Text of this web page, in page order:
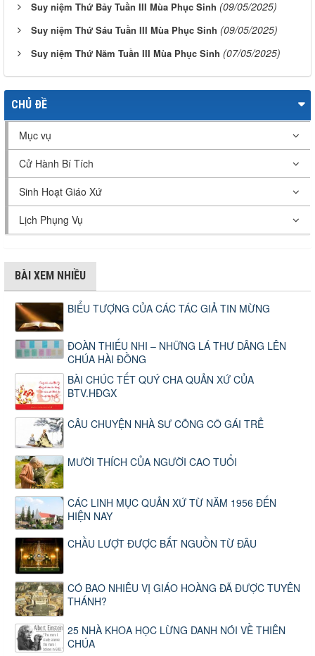
Suy niệm Thứ Bảy Tuần III Mùa Phục Sinh (09/05/2025)
Suy niệm Thứ Sáu Tuần III Mùa Phục Sinh (09/05/2025)
Suy niệm Thứ Năm Tuần III Mùa Phục Sinh (07/05/2025)
CHỦ ĐỀ
Mục vụ
Cử Hành Bí Tích
Sinh Hoạt Giáo Xứ
Lịch Phụng Vụ
BÀI XEM NHIỀU
BIỂU TƯỢNG CỦA CÁC TÁC GIẢ TIN MỪNG
ĐOÀN THIẾU NHI – NHỮNG LÁ THƯ DÂNG LÊN
CHÚA HÀI ĐỒNG
BÀI CHÚC TẾT QUÝ CHA QUẢN XỨ CỦA
BTV.HĐGX
CÂU CHUYỆN NHÀ SƯ CÕNG CÔ GÁI TRẺ
MƯỜI THÍCH CỦA NGƯỜI CAO TUỔI
CÁC LINH MỤC QUẢN XỨ TỪ NĂM 1956 ĐẾN
HIỆN NAY
CHẦU LƯỢT ĐƯỢC BẮT NGUỒN TỪ ĐÂU
CÓ BAO NHIÊU VỊ GIÁO HOÀNG ĐÃ ĐƯỢC TUYÊN
THÁNH?
25 NHÀ KHOA HỌC LỪNG DANH NÓI VỀ THIÊN
CHÚA